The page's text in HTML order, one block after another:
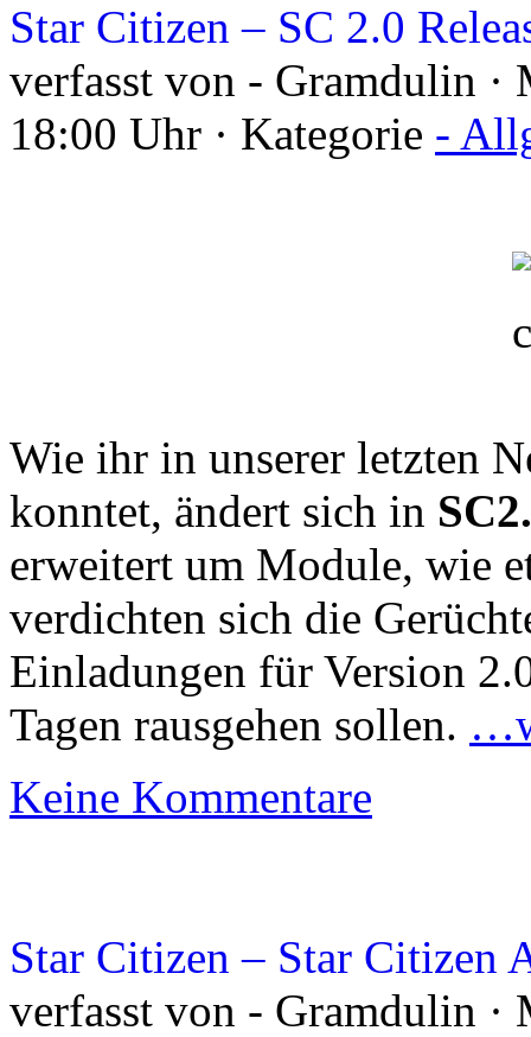
Star Citizen – SC 2.0
verfasst von - Gramdulin ·
18:00 Uhr · Kategorie -
Wie ihr in unserer letzten
konntet, ändert sich in
erweitert um Module, wie
verdichten sich die
Einladungen für Version
Tagen rausgehen sollen.
Keine Kommentare
Star Citizen – Star Citizen
verfasst von - Gramdulin ·